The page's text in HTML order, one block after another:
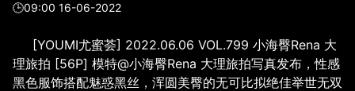
🕒09:00 16-06-2022
[YOUMI尤蜜荟] 2022.06.06 VOL.799 小海臀Rena 大
理旅拍 [56P] 模特@小海臀Rena 大理旅拍写真发布，性感
黑色服饰搭配魅惑黑丝，浑圆美臀的无可比拟绝佳举世无双